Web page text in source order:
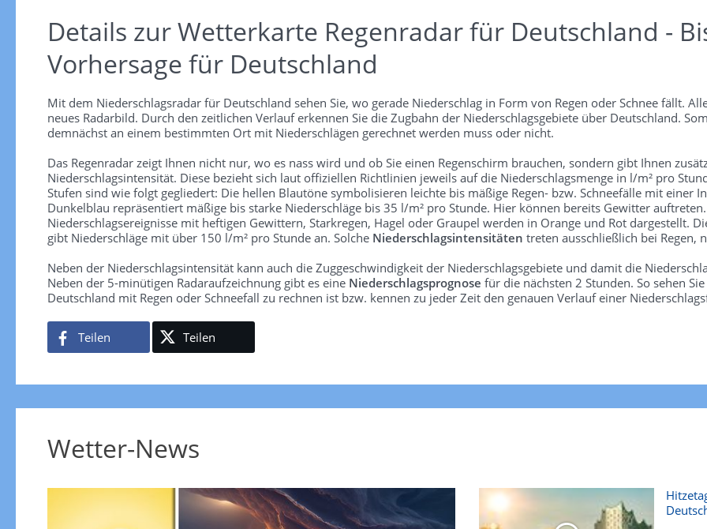
Details zur Wetterkarte Regenradar für Deutschland -
Vorhersage für Deutschland
Mit dem Niederschlagsradar für Deutschland sehen Sie, wo gerade Niederschlag in Form von Regen oder Schnee fällt.
neues Radarbild. Durch den zeitlichen Verlauf erkennen Sie die Zugbahn der Niederschlagsgebiete über Deutschland.
demnächst an einem bestimmten Ort mit Niederschlägen gerechnet werden muss oder nicht.
Das Regenradar zeigt Ihnen nicht nur, wo es nass wird und ob Sie einen Regenschirm brauchen, sondern gibt Ihnen
Niederschlagsintensität. Diese bezieht sich laut offiziellen Richtlinien jeweils auf die Niederschlagsmenge in l/m² pro
Stufen sind wie folgt gegliedert: Die hellen Blautöne symbolisieren leichte bis mäßige Regen- bzw. Schneefälle mit einer
Dunkelblau repräsentiert mäßige bis starke Niederschläge bis 35 l/m² pro Stunde. Hier können bereits Gewitter
Niederschlagsereignisse mit heftigen Gewittern, Starkregen, Hagel oder Graupel werden in Orange und Rot dargestellt.
gibt Niederschläge mit über 150 l/m² pro Stunde an. Solche Niederschlagsintensitäten treten ausschließlich bei Regen,
Neben der Niederschlagsintensität kann auch die Zuggeschwindigkeit der Niederschlagsgebiete und damit die
Neben der 5-minütigen Radaraufzeichnung gibt es eine Niederschlagsprognose für die nächsten 2 Stunden. So sehen
Deutschland mit Regen oder Schneefall zu rechnen ist bzw. kennen zu jeder Zeit den genauen Verlauf einer
Teilen Teilen
Wetter-News